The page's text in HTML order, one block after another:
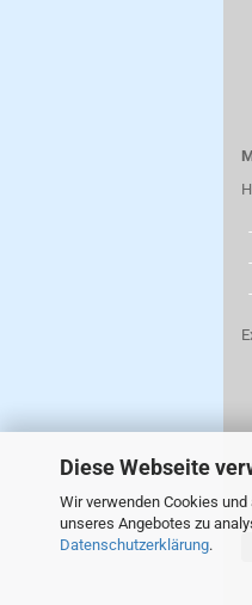
Diese Webseite
Wir verwenden Cookies
unseres Angebotes zu
Datenschutzerklärung.